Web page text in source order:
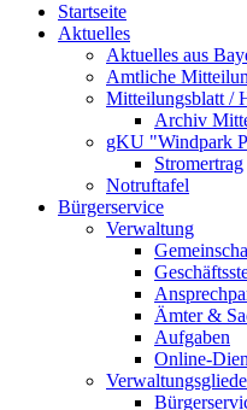
Startseite
Aktuelles
Aktuelles aus
Amtliche
Mitteilungsblatt /
Archiv
gKU "Windpark
Stromertrag
Notruftafel
Bürgerservice
Verwaltung
Ämter &
Aufgaben
Online-